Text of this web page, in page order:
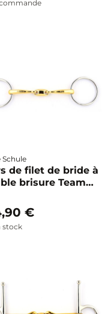
Schule
de filet de bride à
brisure Team
€
stock